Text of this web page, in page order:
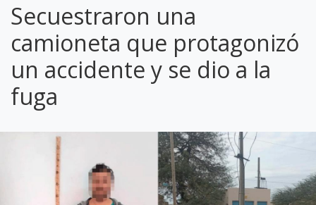
Secuestraron una
camioneta que protagonizó
un accidente y se dio a la
fuga